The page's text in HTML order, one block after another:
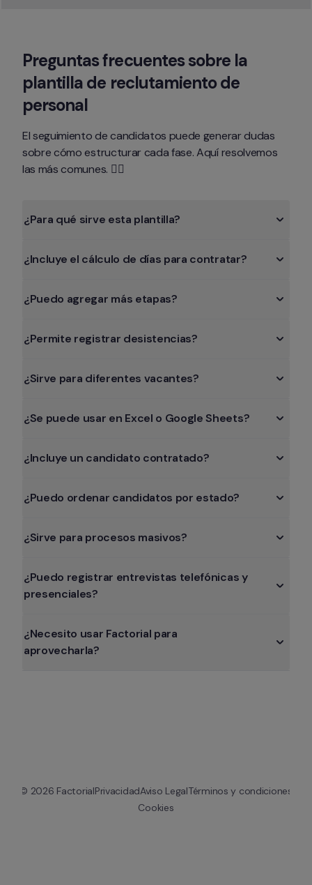
Preguntas frecuentes sobre la
plantilla de reclutamiento de
personal
El seguimiento de candidatos puede generar dudas
sobre cómo estructurar cada fase. Aquí resolvemos
las más comunes. 👇🏻
¿Para qué sirve esta plantilla?
¿Incluye el cálculo de días para contratar?
¿Puedo agregar más etapas?
¿Permite registrar desistencias?
¿Sirve para diferentes vacantes?
¿Se puede usar en Excel o Google Sheets?
¿Incluye un candidato contratado?
¿Puedo ordenar candidatos por estado?
¿Sirve para procesos masivos?
¿Puedo registrar entrevistas telefónicas y
presenciales?
¿Necesito usar Factorial para
aprovecharla?
© 2026 FactorialPrivacidadAviso LegalTérminos y condiciones
Cookies